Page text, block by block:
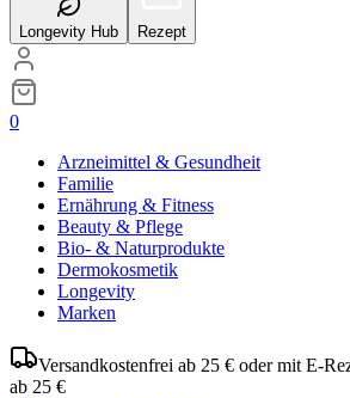
Longevity Hub Rezept
0
Arzneimittel & Gesundheit
Familie
Ernährung & Fitness
Beauty & Pflege
Bio- & Naturprodukte
Dermokosmetik
Longevity
Marken
Versandkostenfrei ab 25 € oder mit E-
ab 25 €